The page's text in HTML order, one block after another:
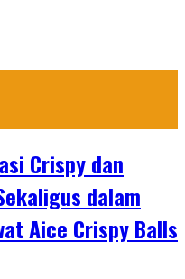
Crispy dan
dalam
Aice Crispy Balls